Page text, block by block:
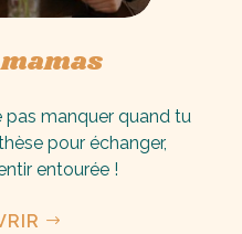
mamas
pas manquer quand tu
pour échanger,
entourée !